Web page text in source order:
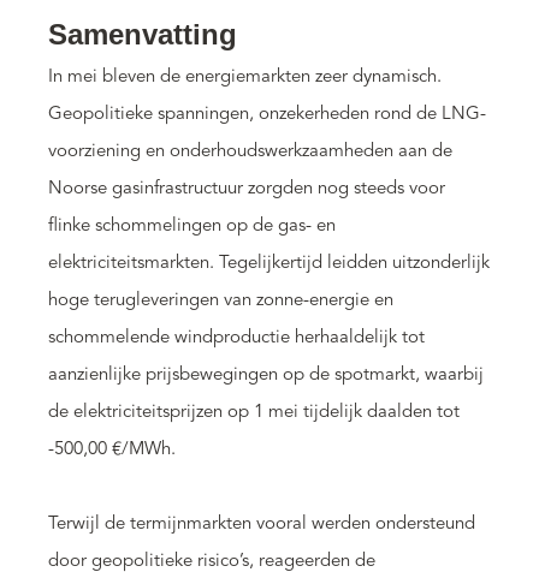
Samenvatting
In mei bleven de energiemarkten zeer dynamisch.
Geopolitieke spanningen, onzekerheden rond de LNG-
voorziening en onderhoudswerkzaamheden aan de
Noorse gasinfrastructuur zorgden nog steeds voor
flinke schommelingen op de gas- en
elektriciteitsmarkten. Tegelijkertijd leidden uitzonderlijk
hoge terugleveringen van zonne-energie en
schommelende windproductie herhaaldelijk tot
aanzienlijke prijsbewegingen op de spotmarkt, waarbij
de elektriciteitsprijzen op 1 mei tijdelijk daalden tot
-500,00 €/MWh.
Terwijl de termijnmarkten vooral werden ondersteund
door geopolitieke risico’s, reageerden de